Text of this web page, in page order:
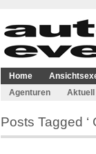
Home
Agenturen
Aktuell
Posts Tagged ‘